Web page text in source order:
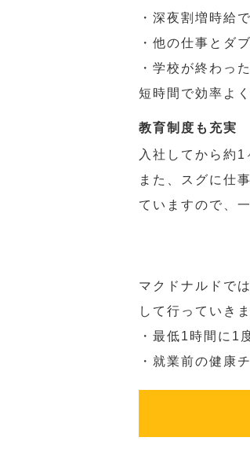
・深夜割増時給
・他の仕事とダ
・学校が終わっ
短時間で効率よ
教育制度も充実
入社してから約
また、スグに仕
ていますので、
マクドナルドで
して行っていきま
・最低1時間に1
・就業前の健康